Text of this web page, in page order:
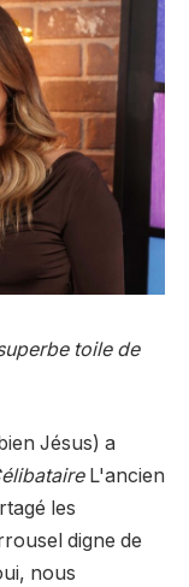
toile de
Jésus) a
L'ancien
les
digne de
nous